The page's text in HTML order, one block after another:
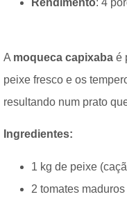
Rendimento: 4
A moqueca capixaba é
peixe fresco e os
resultando num prato
Ingredientes:
1 kg de peixe
2 tomates